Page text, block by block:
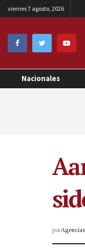
viernes 7 agosto, 2026
Nacionales
porAgencias